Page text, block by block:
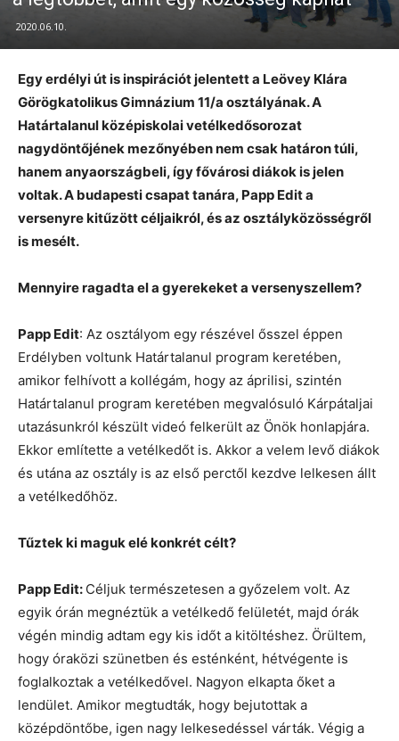
2020.06.10.
Egy erdélyi út is inspirációt jelentett a Leövey Klára
Görögkatolikus Gimnázium 11/a osztályának. A
Határtalanul középiskolai vetélkedősorozat
nagydöntőjének mezőnyében nem csak határon túli,
hanem anyaországbeli, így fővárosi diákok is jelen
voltak. A budapesti csapat tanára, Papp Edit a
versenyre kitűzött céljaikról, és az osztályközösségről
is mesélt.
Mennyire ragadta el a gyerekeket a versenyszellem?
Papp Edit: Az osztályom egy részével ősszel éppen
Erdélyben voltunk Határtalanul program keretében,
amikor felhívott a kollégám, hogy az áprilisi, szintén
Határtalanul program keretében megvalósuló Kárpátaljai
utazásunkról készült videó felkerült az Önök honlapjára.
Ekkor említette a vetélkedőt is. Akkor a velem levő diákok
és utána az osztály is az első perctől kezdve lelkesen állt
a vetélkedőhöz.
Tűztek ki maguk elé konkrét célt?
Papp Edit: Céljuk természetesen a győzelem volt. Az
egyik órán megnéztük a vetélkedő felületét, majd órák
végén mindig adtam egy kis időt a kitöltéshez. Örültem,
hogy óraközi szünetben és esténként, hétvégente is
foglalkoztak a vetélkedővel. Nagyon elkapta őket a
lendület. Amikor megtudták, hogy bejutottak a
középdöntőbe, igen nagy lelkesedéssel várták. Végig a